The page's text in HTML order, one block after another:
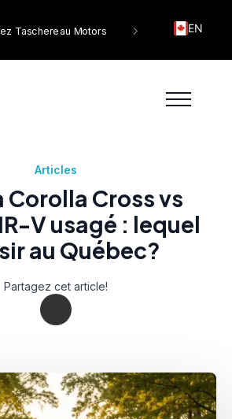
Taschereau Motors EN
Articles
Corolla Cross vs
V usagé : lequel
au Québec?
Partagez cet article!